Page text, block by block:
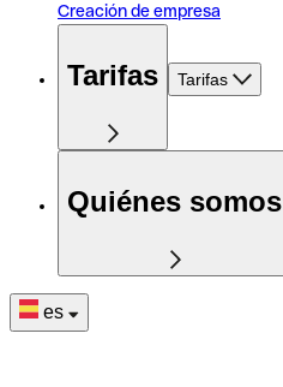
Creación de empresa
Tarifas Tarifas
Quiénes somos
es